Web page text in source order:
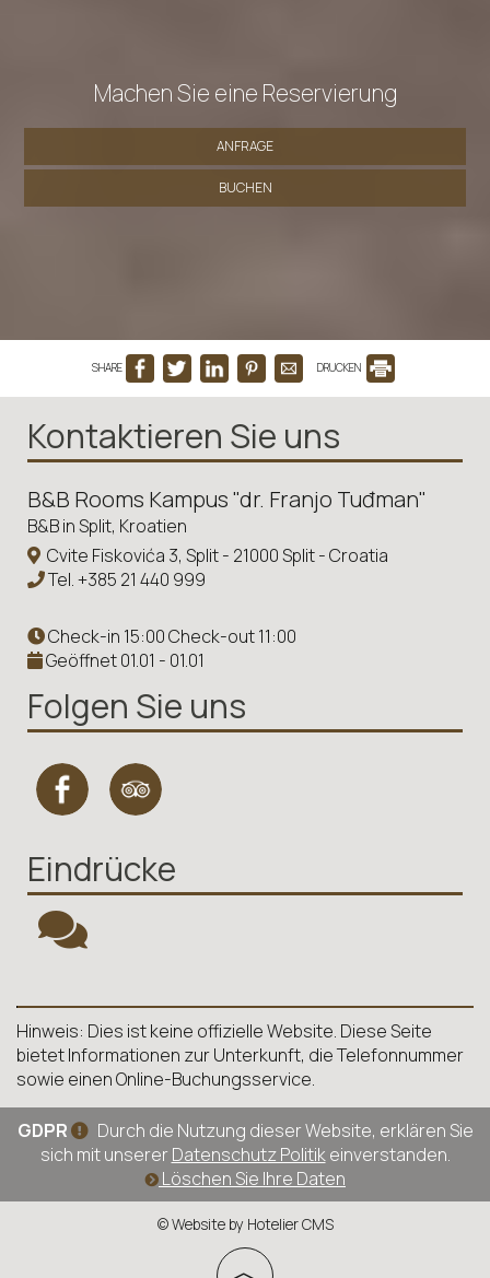
Machen Sie eine Reservierung
ANFRAGE
BUCHEN
SHARE DRUCKEN
Kontaktieren Sie uns
B&B Rooms Kampus "dr. Franjo Tuđman"
B&B in Split, Kroatien
Cvite Fiskovića 3, Split - 21000 Split - Croatia
Tel.+385 21 440 999
Check-in 15:00 Check-out 11:00
Geöffnet 01.01 - 01.01
Folgen Sie uns
Eindrücke
Hinweis: Dies ist keine offizielle Website. Diese Seite
bietet Informationen zur Unterkunft, die Telefonnummer
sowie einen Online-Buchungsservice.
GDPR
Durch die Nutzung dieser Website, erklären Sie
sich mit unserer Datenschutz Politikeinverstanden.
Löschen Sie Ihre Daten
© Website by Hotelier CMS